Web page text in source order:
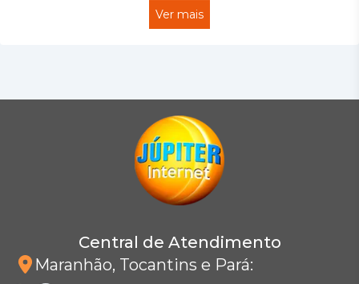
Ver mais
Central de Atendimento
Maranhão, Tocantins e Pará: